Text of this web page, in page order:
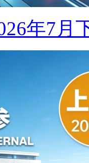
年7月